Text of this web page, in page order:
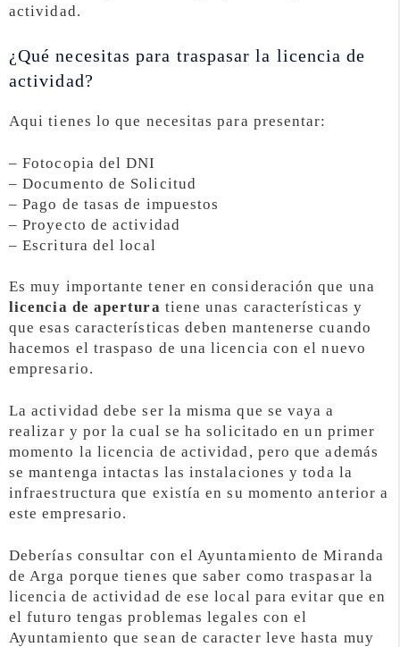
actividad.
¿Qué necesitas para traspasar la licencia de
actividad?
Aqui tienes lo que necesitas para presentar:
– Fotocopia del DNI
– Documento de Solicitud
– Pago de tasas de impuestos
– Proyecto de actividad
– Escritura del local
Es muy importante tener en consideración que una
licencia de apertura tiene unas características y
que esas características deben mantenerse cuando
hacemos el traspaso de una licencia con el nuevo
empresario.
La actividad debe ser la misma que se vaya a
realizar y por la cual se ha solicitado en un primer
momento la licencia de actividad, pero que además
se mantenga intactas las instalaciones y toda la
infraestructura que existía en su momento anterior a
este empresario.
Deberías consultar con el Ayuntamiento de Miranda
de Arga porque tienes que saber como traspasar la
licencia de actividad de ese local para evitar que en
el futuro tengas problemas legales con el
Ayuntamiento que sean de caracter leve hasta muy